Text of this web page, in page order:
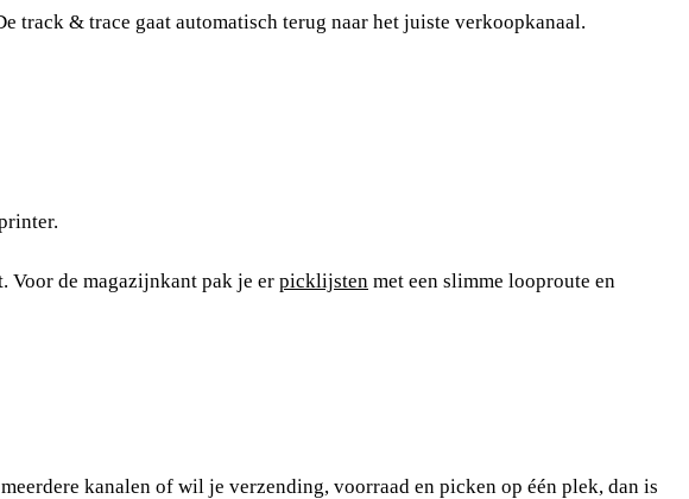
track & trace gaat automatisch terug naar het juiste verkoopkanaal.
de magazijnkant pak je er picklijsten met een slimme looproute en
kanalen of wil je verzending, voorraad en picken op één plek, dan is